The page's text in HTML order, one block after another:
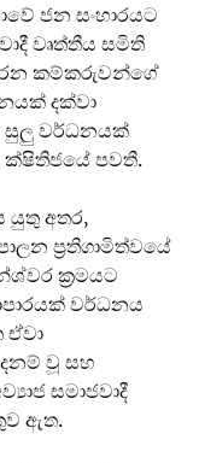
ජන සංහාරයට
වෘත්තීය සමිති
කම්කරුවන්ගේ
දක්වා
සුලු වර්ධනයක්
ක්ෂිතිජයේ පවතී.
යුතු අතර,
ප්‍රතිගාමිත්වයේ
ක්‍රමයට
වර්ධනය
වූ සහ
සමාජවාදී
ඇත.